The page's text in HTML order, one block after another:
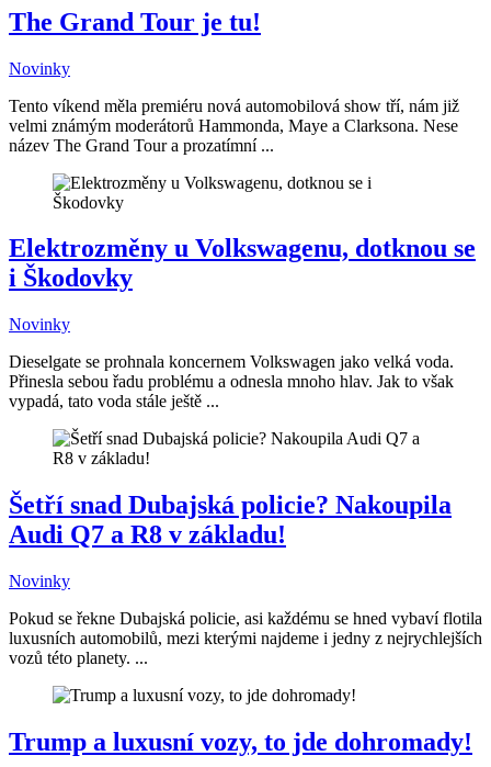
The Grand Tour je tu!
Novinky
Tento víkend měla premiéru nová automobilová show tří, nám již
velmi známým moderátorů Hammonda, Maye a Clarksona. Nese
název The Grand Tour a prozatímní ...
Elektrozměny u Volkswagenu, dotknou se
i Škodovky
Novinky
Dieselgate se prohnala koncernem Volkswagen jako velká voda.
Přinesla sebou řadu problému a odnesla mnoho hlav. Jak to však
vypadá, tato voda stále ještě ...
Šetří snad Dubajská policie? Nakoupila
Audi Q7 a R8 v základu!
Novinky
Pokud se řekne Dubajská policie, asi každému se hned vybaví flotila
luxusních automobilů, mezi kterými najdeme i jedny z nejrychlejších
vozů této planety. ...
Trump a luxusní vozy, to jde dohromady!